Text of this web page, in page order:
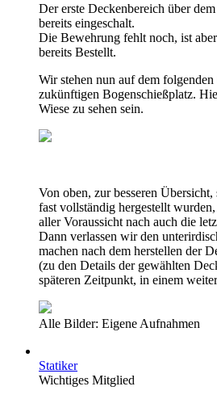
Der erste Deckenbereich über
bereits eingeschalt.
Die Bewehrung fehlt noch, ist
bereits Bestellt.
Wir stehen nun auf dem
zukünftigen Bogenschießplatz.
Wiese zu sehen sein.
Von oben, zur besseren
fast vollständig hergestellt
aller Voraussicht nach auch die
Dann verlassen wir den
machen nach dem herstellen der
(zu den Details der gewählten
späteren Zeitpunkt, in einem
Alle Bilder: Eigene Aufnahmen
Statiker
Wichtiges Mitglied